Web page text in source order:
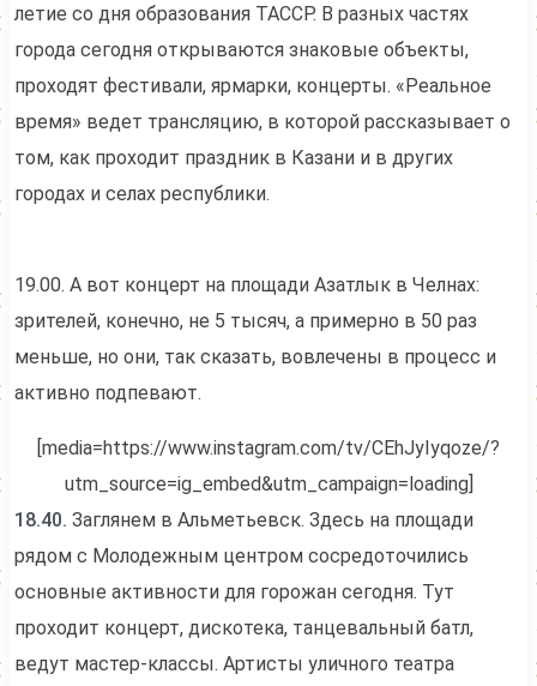
летие со дня образования ТАССР. В разных частях
города сегодня открываются знаковые объекты,
проходят фестивали, ярмарки, концерты. «Реальное
время» ведет трансляцию, в которой рассказывает о
том, как проходит праздник в Казани и в других
городах и селах республики.
19.00. А вот концерт на площади Азатлык в Челнах:
зрителей, конечно, не 5 тысяч, а примерно в 50 раз
меньше, но они, так сказать, вовлечены в процесс и
активно подпевают.
[media=https://www.instagram.com/tv/CEhJyIyqoze/?
utm_source=ig_embed&utm_campaign=loading]
18.40. Заглянем в Альметьевск. Здесь на площади
рядом с Молодежным центром сосредоточились
основные активности для горожан сегодня. Тут
проходит концерт, дискотека, танцевальный батл,
ведут мастер-классы. Артисты уличного театра